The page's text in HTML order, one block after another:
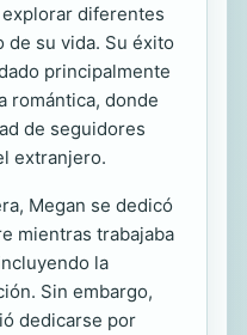
diferentes
de su vida. Su éxito
principalmente
romántica, donde
de seguidores
extranjero.
Megan se dedicó
mientras trabajaba
la
Sin embargo,
dedicarse por